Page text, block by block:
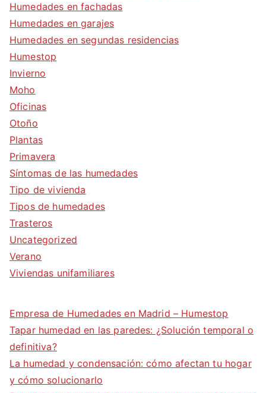
Humedades en fachadas
Humedades en garajes
Humedades en segundas residencias
Humestop
Invierno
Moho
Oficinas
Otoño
Plantas
Primavera
Síntomas de las humedades
Tipo de vivienda
Tipos de humedades
Trasteros
Uncategorized
Verano
Viviendas unifamiliares
Empresa de Humedades en Madrid – Humestop
Tapar humedad en las paredes: ¿Solución temporal o
definitiva?
La humedad y condensación: cómo afectan tu hogar
y cómo solucionarlo